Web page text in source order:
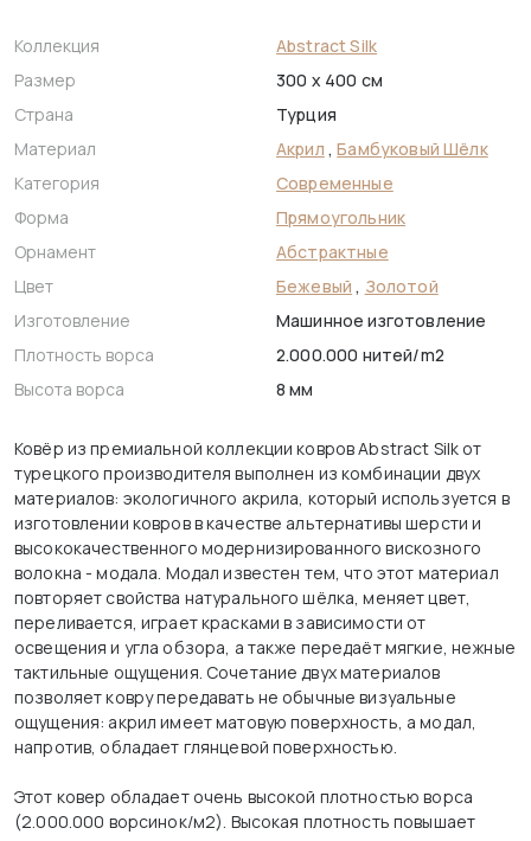
Коллекция
Abstract Silk
Размер
300 x 400 см
Страна
Турция
Материал
Акрил ,Бамбуковый Шёлк
Категория
Современные
Форма
Прямоугольник
Орнамент
Абстрактные
Цвет
Бежевый , Золотой
Изготовление
Машинное изготовление
Плотность ворса
2.000.000 нитей/m2
Высота ворса
8 мм
Ковёр из премиальной коллекции ковров Abstract Silk от
турецкого производителя выполнен из комбинации двух
материалов: экологичного акрила, который используется в
изготовлении ковров в качестве альтернативы шерсти и
высококачественного модернизированного вискозного
волокна - модала. Модал известен тем, что этот материал
повторяет свойства натурального шёлка, меняет цвет,
переливается, играет красками в зависимости от
освещения и угла обзора, а также передаёт мягкие, нежные
тактильные ощущения. Сочетание двух материалов
позволяет ковру передавать не обычные визуальные
ощущения: акрил имеет матовую поверхность, а модал,
напротив, обладает глянцевой поверхностью.
Этот ковер обладает очень высокой плотностью ворса
(2.000.000 ворсинок/м2). Высокая плотность повышает